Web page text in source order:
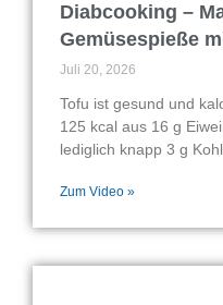
Diabcooking –
Gemüsespieße
Juli 20, 2026
Tofu ist gesund und
125 kcal aus 16 g
lediglich knapp 3 g
Zum Video »